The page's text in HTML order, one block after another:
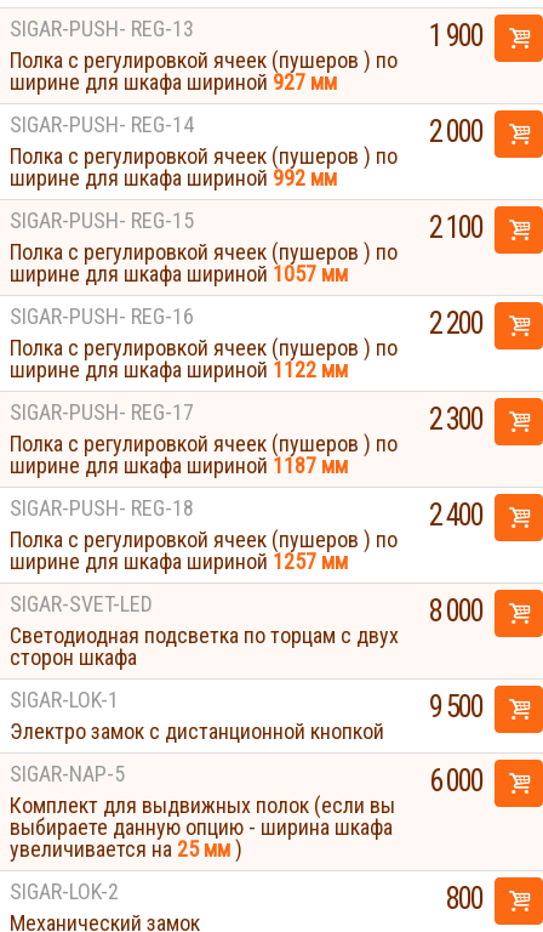
SIGAR-PUSH- REG-13
Полка с регулировкой ячеек (пушеров ) по
ширине для шкафа шириной 927 мм
1 900
SIGAR-PUSH- REG-14
Полка с регулировкой ячеек (пушеров ) по
ширине для шкафа шириной 992 мм
2 000
SIGAR-PUSH- REG-15
Полка с регулировкой ячеек (пушеров ) по
ширине для шкафа шириной 1057 мм
2 100
SIGAR-PUSH- REG-16
Полка с регулировкой ячеек (пушеров ) по
ширине для шкафа шириной 1122 мм
2 200
SIGAR-PUSH- REG-17
Полка с регулировкой ячеек (пушеров ) по
ширине для шкафа шириной 1187 мм
2 300
SIGAR-PUSH- REG-18
Полка с регулировкой ячеек (пушеров ) по
ширине для шкафа шириной 1257 мм
2 400
SIGAR-SVET-LED
Светодиодная подсветка по торцам с двух
сторон шкафа
8 000
SIGAR-LOK-1
Электро замок с дистанционной кнопкой
9 500
SIGAR-NAP-5
Комплект для выдвижных полок (если вы
выбираете данную опцию - ширина шкафа
увеличивается на 25 мм)
6 000
SIGAR-LOK-2
Механический замок
800